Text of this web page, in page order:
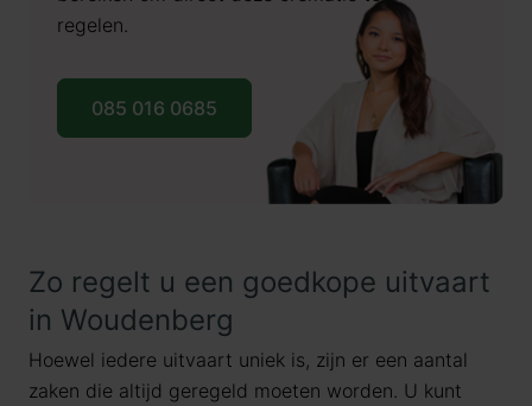
regelen.
085 016 0685
Zo regelt u een goedkope uitvaart
in Woudenberg
Hoewel iedere uitvaart uniek is, zijn er een aantal
zaken die altijd geregeld moeten worden. U kunt